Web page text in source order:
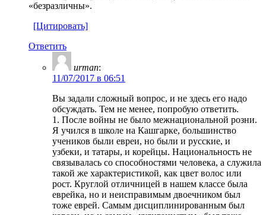
«безразличны».
[Цитировать]
Ответить
urman:
11/07/2017 в 06:51
Вы задали сложный вопрос, и не здесь его надо
обсуждать. Тем не менее, попробую ответить.
1. После войны не было межнациональной розни.
Я учился в школе на Кашгарке, большинство
учеников были евреи, но были и русские, и
узбеки, и татары, и корейцы. Национальность не
связывалась со способностями человека, а служила
такой же характеристикой, как цвет волос или
рост. Круглой отличницей в нашем классе была
еврейка, но и неисправимым двоечником был
тоже еврей. Самым дисциплинированным был